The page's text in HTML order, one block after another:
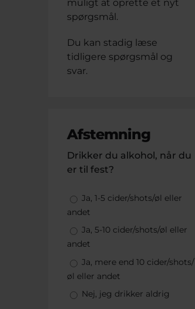
muligt at oprette et nyt
spørgsmål.
Du kan stadig læse
tidligere spørgsmål og
svar.
Afstemning
Drikker du alkohol, når du
er til fest?
Valgmuligheder
Ja, 1-5 cider/shots/øl eller
andet
Ja, 5-10 cider/shots/øl eller
andet
Ja, mere end 10 cider/shots/
øl eller andet
Nej, jeg drikker aldrig